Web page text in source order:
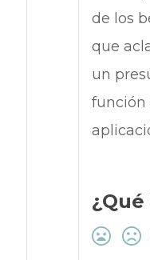
de los
que
un
función